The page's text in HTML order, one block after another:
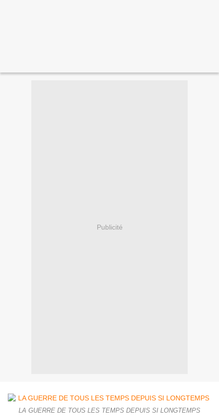
Publicité
LA GUERRE DE TOUS LES TEMPS DEPUIS SI LONGTEMPS